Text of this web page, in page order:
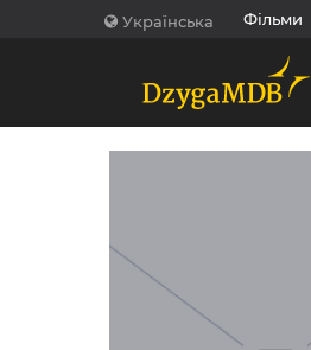
Українська Фільми